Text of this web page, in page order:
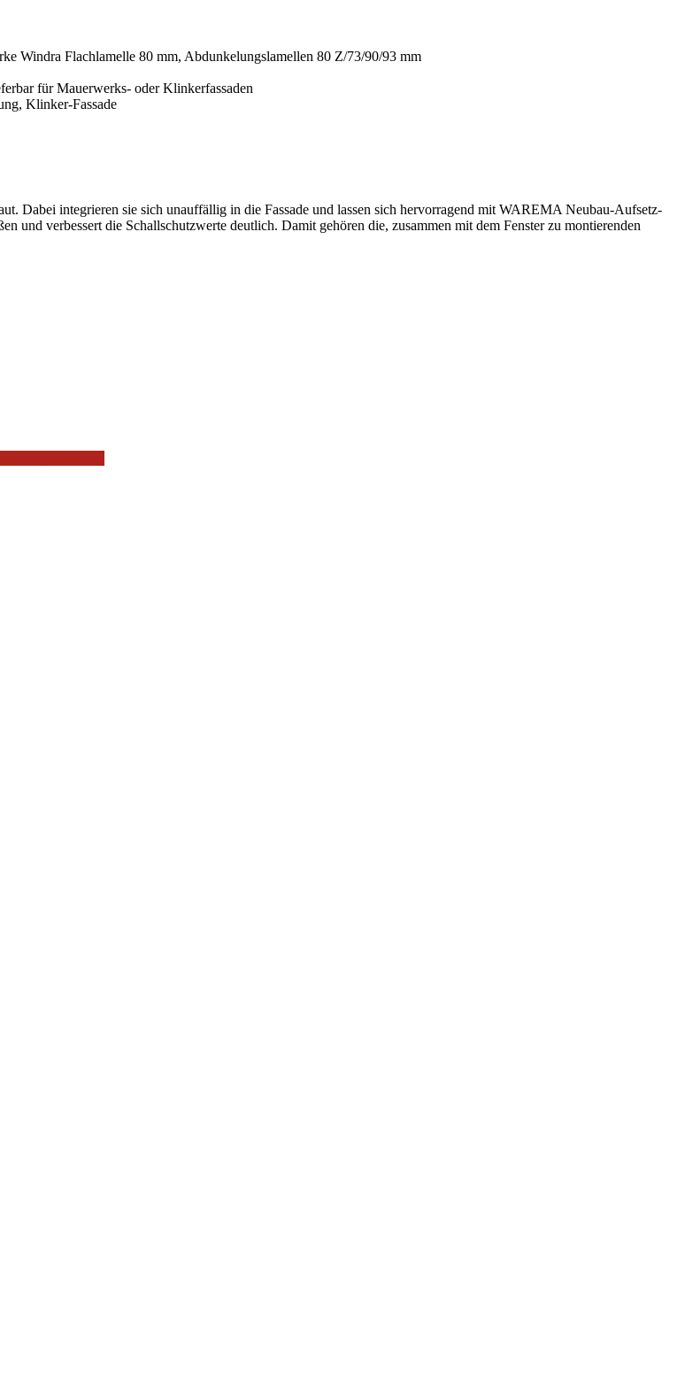
Windra Flachlamelle 80 mm, Abdunkelungslamellen 80 Z/73/90/93 mm
für Mauerwerks- oder Klinkerfassaden
Klinker-Fassade
Dabei integrieren sie sich unauffällig in die Fassade und lassen sich hervorragend mit WAREMA Neubau-Aufsetz-
und verbessert die Schallschutzwerte deutlich. Damit gehören die, zusammen mit dem Fenster zu montierenden